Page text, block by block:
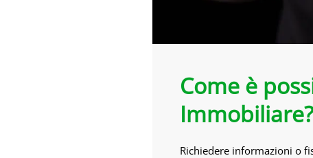
Come è
Immobiliare?
Richiedere informazioni o